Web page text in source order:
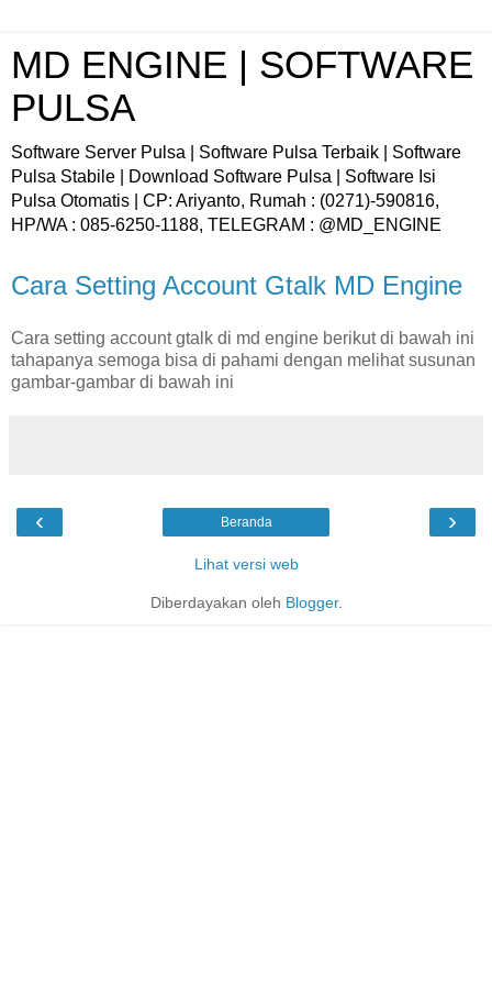
MD ENGINE | SOFTWARE
PULSA
Software Server Pulsa | Software Pulsa Terbaik | Software
Pulsa Stabile | Download Software Pulsa | Software Isi
Pulsa Otomatis | CP: Ariyanto, Rumah : (0271)-590816,
HP/WA : 085-6250-1188, TELEGRAM : @MD_ENGINE
Cara Setting Account Gtalk MD Engine
Cara setting account gtalk di md engine berikut di bawah ini
tahapanya semoga bisa di pahami dengan melihat susunan
gambar-gambar di bawah ini
‹ ›
Beranda
Lihat versi web
Diberdayakan oleh Blogger.